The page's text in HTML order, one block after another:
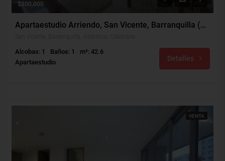
$300,000
Apartaestudio Arriendo, San Vicente, Barranquilla (29464)
Alcobas: 1 Baños: 1
m²: 42.6
Apartaestudio
Detalles
VENTA